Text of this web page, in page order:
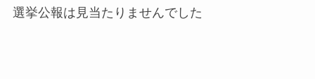
選挙公報は見当たりませんでした